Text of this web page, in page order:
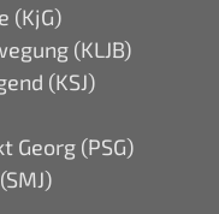
(KjG)
(KLJB)
(KSJ)
Georg (PSG)